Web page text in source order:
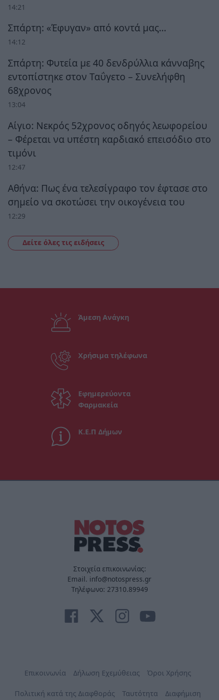
14:21
Σπάρτη: «Έφυγαν» από κοντά μας…
14:12
Σπάρτη: Φυτεία με 40 δενδρύλλια κάνναβης
εντοπίστηκε στον Ταΰγετο – Συνελήφθη
68χρονος
13:04
Αίγιο: Νεκρός 52χρονος οδηγός λεωφορείου
– Φέρεται να υπέστη καρδιακό επεισόδιο στο
τιμόνι
12:47
Αθήνα: Πως ένα τελεσίγραφο τον έφτασε στο
σημείο να σκοτώσει την οικογένεια του
12:29
Δείτε όλες τις ειδήσεις
Άμεση Ανάγκη
Χρήσιμα τηλέφωνα
Εφημερεύοντα
Φαρμακεία
Κ.Ε.Π Δήμων
Στοιχεία επικοινωνίας:
Email. info@notospress.gr
Τηλέφωνο: 27310.89949
Επικοινωνία Δήλωση Εχεμύθειας Όροι Χρήσης
Πολιτική κατά της Διαφθοράς Ταυτότητα Διαφήμιση